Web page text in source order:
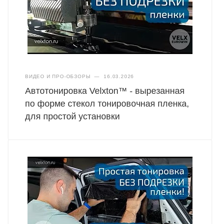
ВИДЕО И ПРО-ОБЗОРЫ — 16.03.2026
Автотонировка Velxton™ - вырезанная
по форме стекол тонировочная пленка,
для простой установки